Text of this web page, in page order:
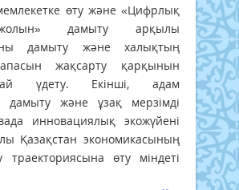
өту және «Цифрлық
дамыту арқылы
дамыту және халықтың
жақсарту қарқынын
үдету. Екінші, адам
дамыту және ұзақ мерзімді
инновациялық экожүйені
Қазақстан экономикасының
өту міндеті